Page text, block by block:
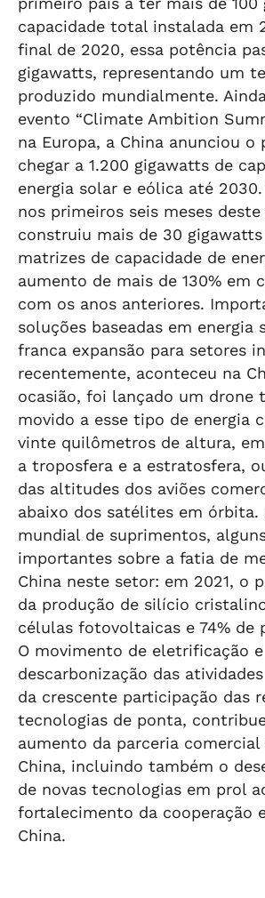
capacidade total instalada em
final de 2020, essa potência
gigawatts, representando um
produzido mundialmente.
evento “Climate Ambition
na Europa, a China anunciou o
chegar a 1.200 gigawatts de
energia solar e eólica até
nos primeiros seis meses
construiu mais de 30 gigawatts
matrizes de capacidade de
aumento de mais de 130% em
com os anos anteriores.
soluções baseadas em energia
franca expansão para setores
recentemente, aconteceu na
ocasião, foi lançado um drone
movido a esse tipo de energia
vinte quilômetros de altura,
a troposfera e a estratosfera,
das altitudes dos aviões
abaixo dos satélites em órbita.
mundial de suprimentos,
importantes sobre a fatia de
China neste setor: em 2021, o
da produção de silício
células fotovoltaicas e 74% de
O movimento de eletrificação e
descarbonização das
da crescente participação das
tecnologias de ponta,
aumento da parceria
China, incluindo também o
de novas tecnologias em prol
fortalecimento da cooperação
China.